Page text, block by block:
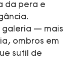
da pera e
galeria — mais
ombros em
sutil de